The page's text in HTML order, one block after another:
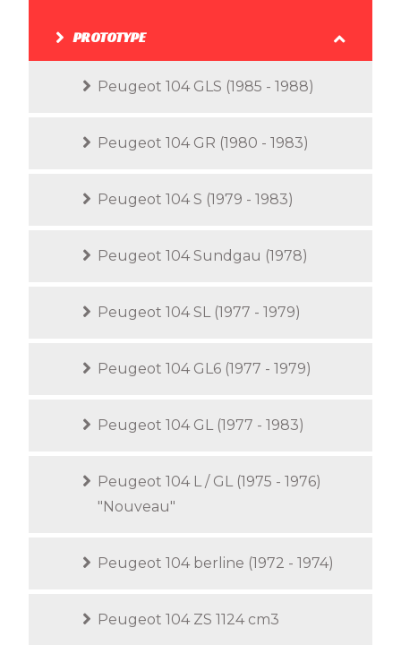
PROTOTYPE
Peugeot 104 GLS (1985 - 1988)
Peugeot 104 GR (1980 - 1983)
Peugeot 104 S (1979 - 1983)
Peugeot 104 Sundgau (1978)
Peugeot 104 SL (1977 - 1979)
Peugeot 104 GL6 (1977 - 1979)
Peugeot 104 GL (1977 - 1983)
Peugeot 104 L / GL (1975 - 1976)
"Nouveau"
Peugeot 104 berline (1972 - 1974)
Peugeot 104 ZS 1124 cm3